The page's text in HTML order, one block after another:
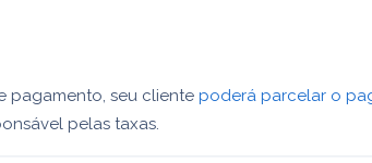
pagamento, seu cliente poderá parcelar o
pelas taxas.